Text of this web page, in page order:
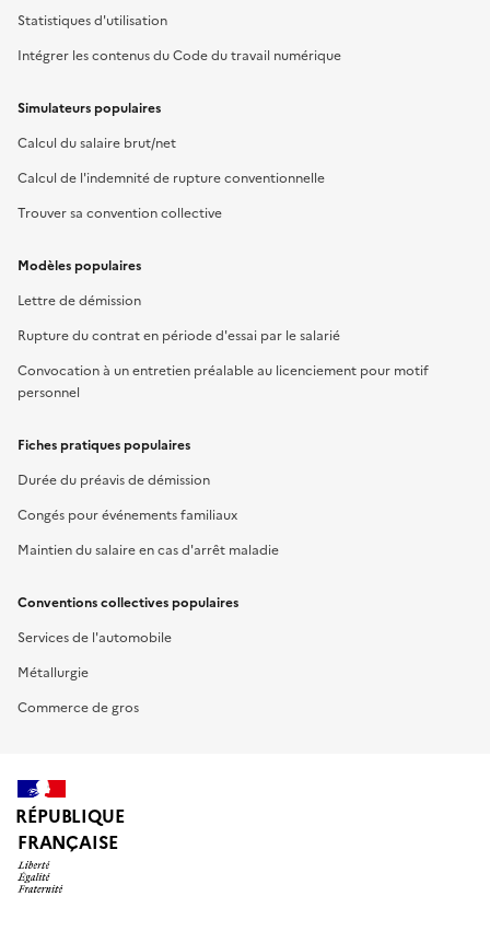
Statistiques d'utilisation
Intégrer les contenus du Code du travail numérique
Simulateurs populaires
Calcul du salaire brut/net
Calcul de l'indemnité de rupture conventionnelle
Trouver sa convention collective
Modèles populaires
Lettre de démission
Rupture du contrat en période d'essai par le salarié
Convocation à un entretien préalable au licenciement pour motif
personnel
Fiches pratiques populaires
Durée du préavis de démission
Congés pour événements familiaux
Maintien du salaire en cas d'arrêt maladie
Conventions collectives populaires
Services de l'automobile
Métallurgie
Commerce de gros
RÉPUBLIQUE
FRANÇAISE